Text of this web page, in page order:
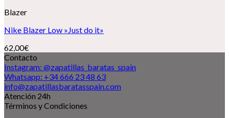
Blazer
Nike Blazer Low »Just do it»
62,00€
Contacto
Instagram: @zapatillas_baratas_spain
Whatsapp: +34 666 23 48 63
info@zapatillasbaratasspain.com
Atención 24h
Términos y Condiciones